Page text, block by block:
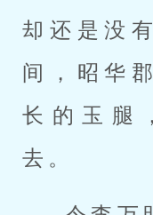
却还是没
间，昭华
长的玉腿
去。